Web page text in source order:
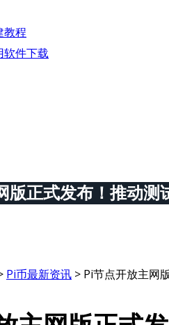
教程
软件下载
版正式发布！推动测
Pi币最新资讯 > Pi节点开放主网